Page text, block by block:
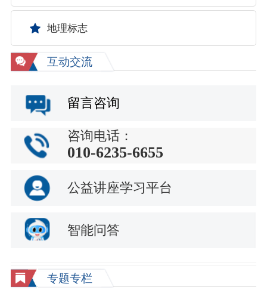
地理标志
互动交流
留言咨询
咨询电话：
010-6235-6655
公益讲座学习平台
智能问答
专题专栏